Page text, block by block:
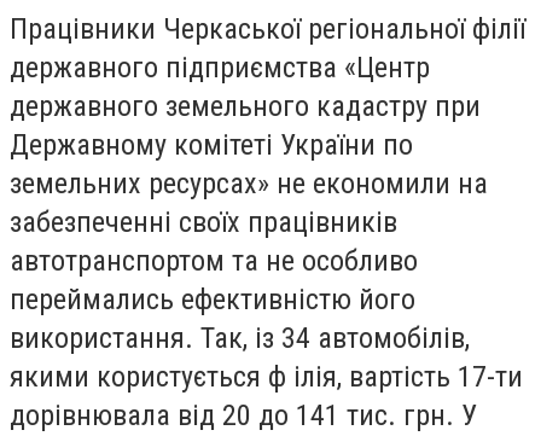
Працівники Черкаської регіональної філії
державного підприємства «Центр
державного земельного кадастру при
Державному комітеті України по
земельних ресурсах» не економили на
забезпеченні своїх працівників
автотранспортом та не особливо
переймались ефективністю його
використання. Так, із 34 автомобілів,
якими користується ф ілія, вартість 17-ти
дорівнювала від 20 до 141 тис. грн. У